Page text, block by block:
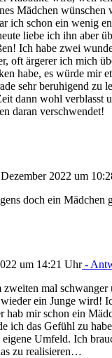
Mädchen
ich schon ein wenig
liebe ich ihn aber
Ich habe zwei
oft ärgerer ich mich
habe, es würde mir
sehr beruhigend zu
dann wohl verblasst
daran verschwendet!
2022 um
doch ein Mädchen
um 14:21 Uhr-
mal schwanger
wieder ein Junge wird!
hab mir schon ein
ich das Gefühl zu
eigene Umfeld. Ich
zu realisieren…